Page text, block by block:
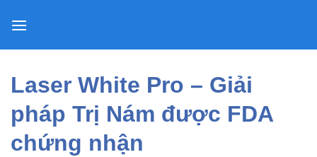
Laser White Pro – Giải
pháp Trị Nám được FDA
chứng nhận